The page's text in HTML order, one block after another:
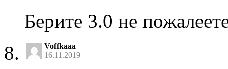
Берите 3.0 не
Voffkaaa
16.11.2019